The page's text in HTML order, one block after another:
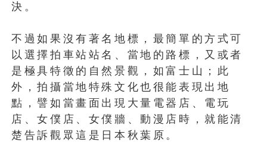
決。
不過如果沒有著名地標，最簡單的方式可
以選擇拍車站站名、當地的路標，又或者
是極具特徵的自然景觀，如富士山；此
外，拍攝當地特殊文化也很能表現出地
點，譬如當畫面出現大量電器店、電玩
店、女僕店、女僕牆、動漫店時，就能清
楚告訴觀眾這是日本秋葉原。